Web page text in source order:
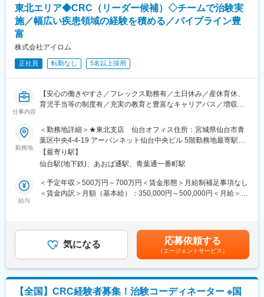
患者さんに治験の内容をわかりやすく説明したり、医師や看護師
と連携することで伝える力が身に付きます。
（2）スケジュール管理力：
なく通えるように予定を調整する力が身につきます。
（3）医療の知識：
薬の種類や副作用、検査の内容など、医療に関する知識が自然と
増えていきます。薬剤師や看護師と話す機会も多いため学ぶこと
も多いです。
（4）パソコンや書類の整理力：
（5）チームで働く力：
治験は医師、看護師、薬剤師など、いろんな職種の人と協力して
進めるので、チームワークの大切さを学べます。
■安心の働きやすさ：
フレックスタイム制も取り入れ、柔軟に働き方をアレンジ可能。
■充実の研修制度：
導入研修が80時間あり、手厚いフォロー体制があります。
CRC社内認定制度を採用し、継続研修を充実させることで常に新
しい知識を身につけ、スキルアップできる環境を用意していま
す。
東北エリア◆CRC（リーダー候補）◇チームで治験実
施／幅広い疾患領域の経験を積める／パイプライン豊
富
株式会社アイロム
正社員 転勤なし 5名以上採用
仕事内容
【安心の働きやすさ／フレックス勤務有／土日休み／産休育休、
育児手当等の制度有／充実の教育と豊富なキャリアパス／増収増
■職務概要：
業界内でトップクラスの実績を誇る同社のCRC（治験コーディネ
ーター）として下記業務を行っていただきます。
・患者への試験の説明
・治験のスケジュール管理
・各種データの収集、管理など
■治験はチームで実施：
アイロムの治験は複数のチームメンバーで実施していきます。
す。
勤務地
＜勤務地詳細＞★東北支店 仙台オフィス住所：宮城県仙台市青
葉区中央4-4-19 アーバンネット仙台中央ビル 5階勤務地最寄駅：
仙台駅受動喫煙対策：屋内全面禁煙変更の範囲：無
【最寄り駅】
仙台駅(地下鉄)、あおば通駅、青葉通一番町駅
給与
＜予定年収＞500万円～700万円＜賃金形態＞月給制補足事項なし
＜賃金内訳＞月額（基本給）：350,000円～500,000円＜月給＞
る可能性があります。月給(月額)は固定手当を含めた表記です。
気になる 応募依頼する
（エージェントサービス）
【全国】CRC経験者募集！治験コーディネーター ※国